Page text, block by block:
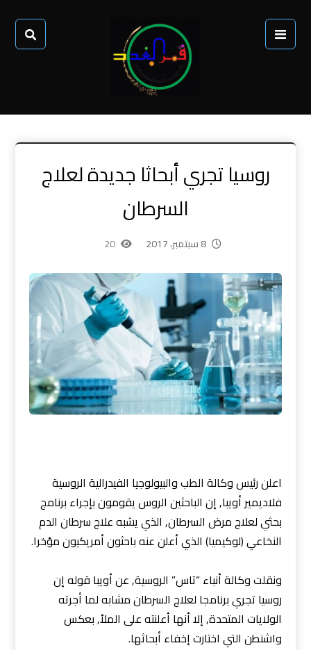
روسيا تجري أبحاثا جديدة لعلاج
السرطان
8 سبتمبر، 2017 20
اعلن رئيس وكالة الطب والبيولوجيا الفيدرالية الروسية
فلاديمير أويبا, إن الباحثين الروس يقومون بإجراء برنامج
بحثي لعلاج مرض السرطان, الذي يشبه علاج سرطان الدم
النخاعي (لوكيميا) الذي أعلن عنه باحثون أمريكيون مؤخرا.
ونقلت وكالة أنباء “تاس” الروسية, عن أويبا قوله إن
روسيا تجري برنامجا لعلاج السرطان مشابه لما أجرته
الولايات المتحدة, إلا أنها أعلنته على الملأ, بعكس
واشنطن التي اختارت إخفاء أبحاثها.